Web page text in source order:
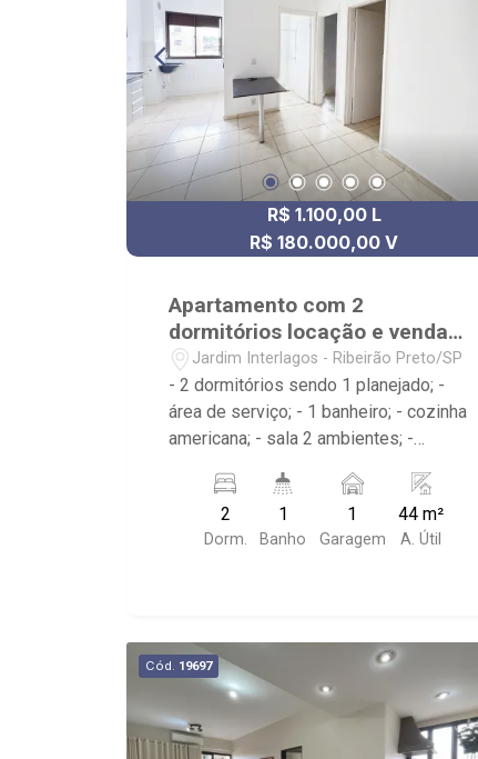
R$ 1.100,00 L
R$ 180.000,00 V
Apartamento com 2
dormitórios locação e venda
Jardim Interlagos
Jardim Interlagos - Ribeirão Preto/SP
- 2 dormitórios sendo 1 planejado; -
área de serviço; - 1 banheiro; - cozinha
americana; - sala 2 ambientes; -
Utilidades, Drogaria São Carlos
2
Dorm.
1
Banho
1
Garagem
44 m²
A. Útil
Cód. 19697